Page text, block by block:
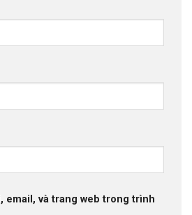
email, và trang web trong trình